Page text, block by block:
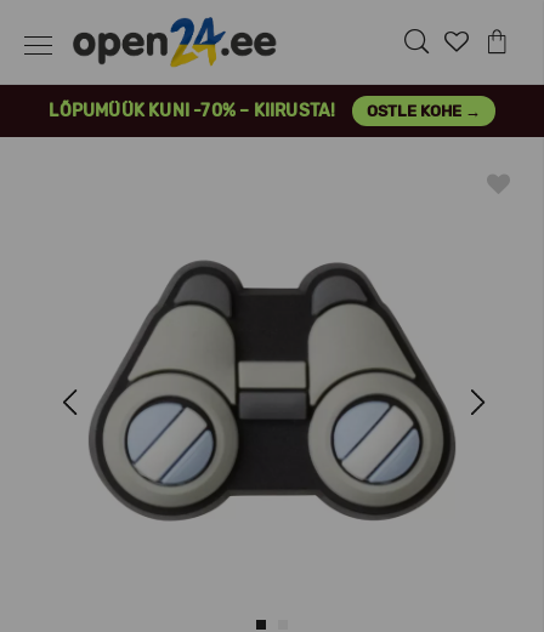
LÕPUMÜÜK KUNI -70% – KIIRUSTA! OSTLE KOHE →
Previous Next